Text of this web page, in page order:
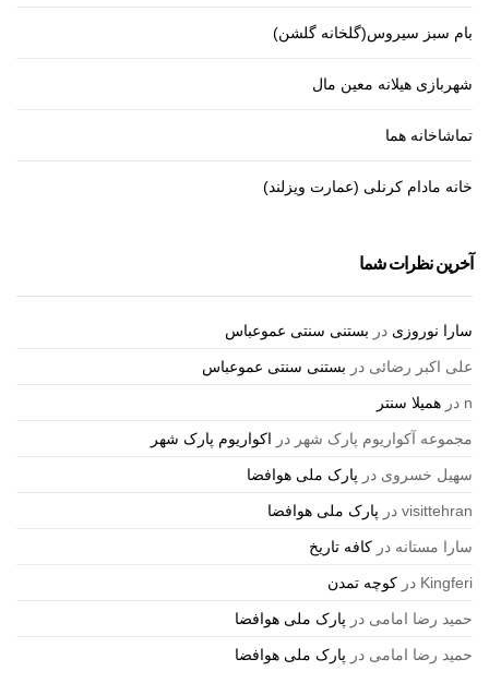
بام سبز سیروس(گلخانه گلشن)
شهربازی هیلانه معین مال
تماشاخانه هما
خانه مادام کرنلی (عمارت ویزلند)
آخرین نظرات شما
سارا نوروزی در بستنی سنتی عموعباس
علی اکبر رضائی در بستنی سنتی عموعباس
n در همیلا سنتر
مجموعه آکواریوم پارک شهر در اکواریوم پارک شهر
سهیل خسروی در پارک ملی هوافضا
visittehran در پارک ملی هوافضا
سارا مستانه در کافه تاریخ
Kingferi در کوچه تمدن
حمید رضا امامی در پارک ملی هوافضا
حمید رضا امامی در پارک ملی هوافضا